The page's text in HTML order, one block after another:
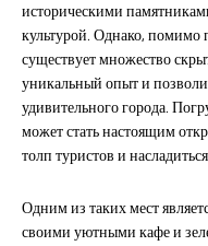
историческими
культурой. Однако, помимо
существует множество
уникальный опыт и
удивительного города.
может стать настоящим
толп туристов и
Одним из таких мест
своими уютными кафе и